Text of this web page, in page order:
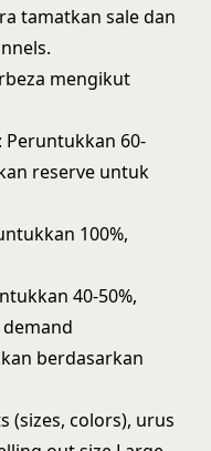
tamatkan sale dan
mengikut
: Peruntukkan 60-
reserve untuk
100%,
40-50%,
berdasarkan
(sizes, colors), urus